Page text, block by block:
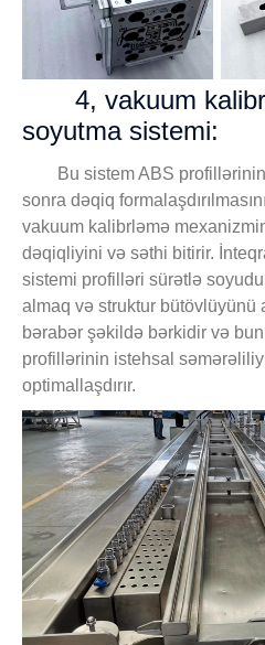
4, vakuum
soyutma sistemi:
Bu sistem ABS
sonra dəqiq
vakuum kalibrləmə
dəqiqliyini və səthi bitirir.
sistemi profilləri sürətlə
almaq və struktur bütövlüyünü
bərabər şəkildə bərkidir və
profillərinin istehsal
optimallaşdırır.